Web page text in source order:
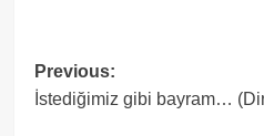
Post
navigation
Previous:
İstediğimiz gibi bayram…